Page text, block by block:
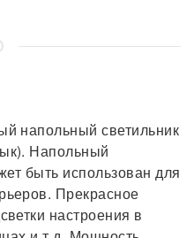
напольный светильник
Напольный
быть использован для
Прекрасное
настроения в